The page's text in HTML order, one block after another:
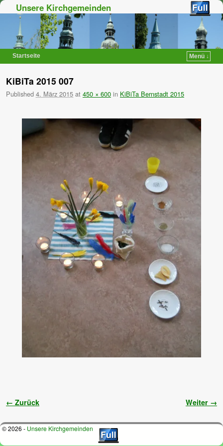
Unsere Kirchgemeinden
Startseite
Menü ↓
KiBiTa 2015 007
Published 4. März 2015 at 450 × 600 in KiBiTa Bernstadt 2015
Bilder-Navigation
← Zurück Weiter →
© 2026 - Unsere Kirchgemeinden